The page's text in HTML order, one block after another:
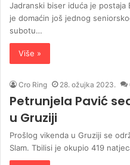
Jadranski biser iduća je
je domaćin još jednog
subotu…
Više »
Cro Ring 28. ožujka 2023.
Petrunjela Pavić
u Gruziji
Prošlog vikenda u Gruziji se
Slam. Tbilisi je okupio 419